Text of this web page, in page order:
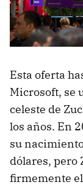
Esta oferta
Microsoft, se
celeste de
los años. En
su
dólares, pero
firmemente